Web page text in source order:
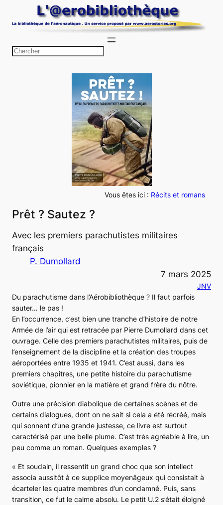
au
c
h
e
r
c
h
e
r
Vous êtes ici : Récits et romans
Prêt ? Sautez ?
Avec les premiers parachutistes militaires
français
P. Dumollard
7 mars 2025
JNV
Du parachutisme dans l’Aérobibliothèque ? Il faut parfois
sauter… le pas !
En l’occurrence, c’est bien une tranche d’histoire de notre
Armée de l’air qui est retracée par Pierre Dumollard dans cet
ouvrage. Celle des premiers parachutistes militaires, puis de
l’enseignement de la discipline et la création des troupes
aéroportées entre 1935 et 1941. C’est aussi, dans les
premiers chapitres, une petite histoire du parachutisme
soviétique, pionnier en la matière et grand frère du nôtre.
Outre une précision diabolique de certaines scènes et de
certains dialogues, dont on ne sait si cela a été récréé, mais
qui sonnent d’une grande justesse, ce livre est surtout
caractérisé par une belle plume. C’est très agréable à lire, un
peu comme un roman. Quelques exemples ?
« Et soudain, il ressentit un grand choc que son intellect
associa aussitôt à ce supplice moyenâgeux qui consistait à
écarteler les quatre membres d’un condamné. Puis, sans
transition, ce fut le calme absolu. Le petit U.2 s’était éloigné